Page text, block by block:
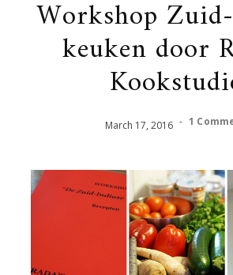
Workshop
keuken door
March 17, 2016 - 1